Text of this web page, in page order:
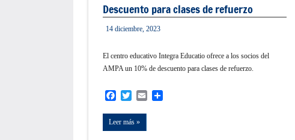
Descuento para clases de refuerzo
14 diciembre, 2023
El centro educativo Integra Educatio ofrece a los socios del
AMPA un 10% de descuento para clases de refuerzo.
FacebookTwitterEmail
Leer más